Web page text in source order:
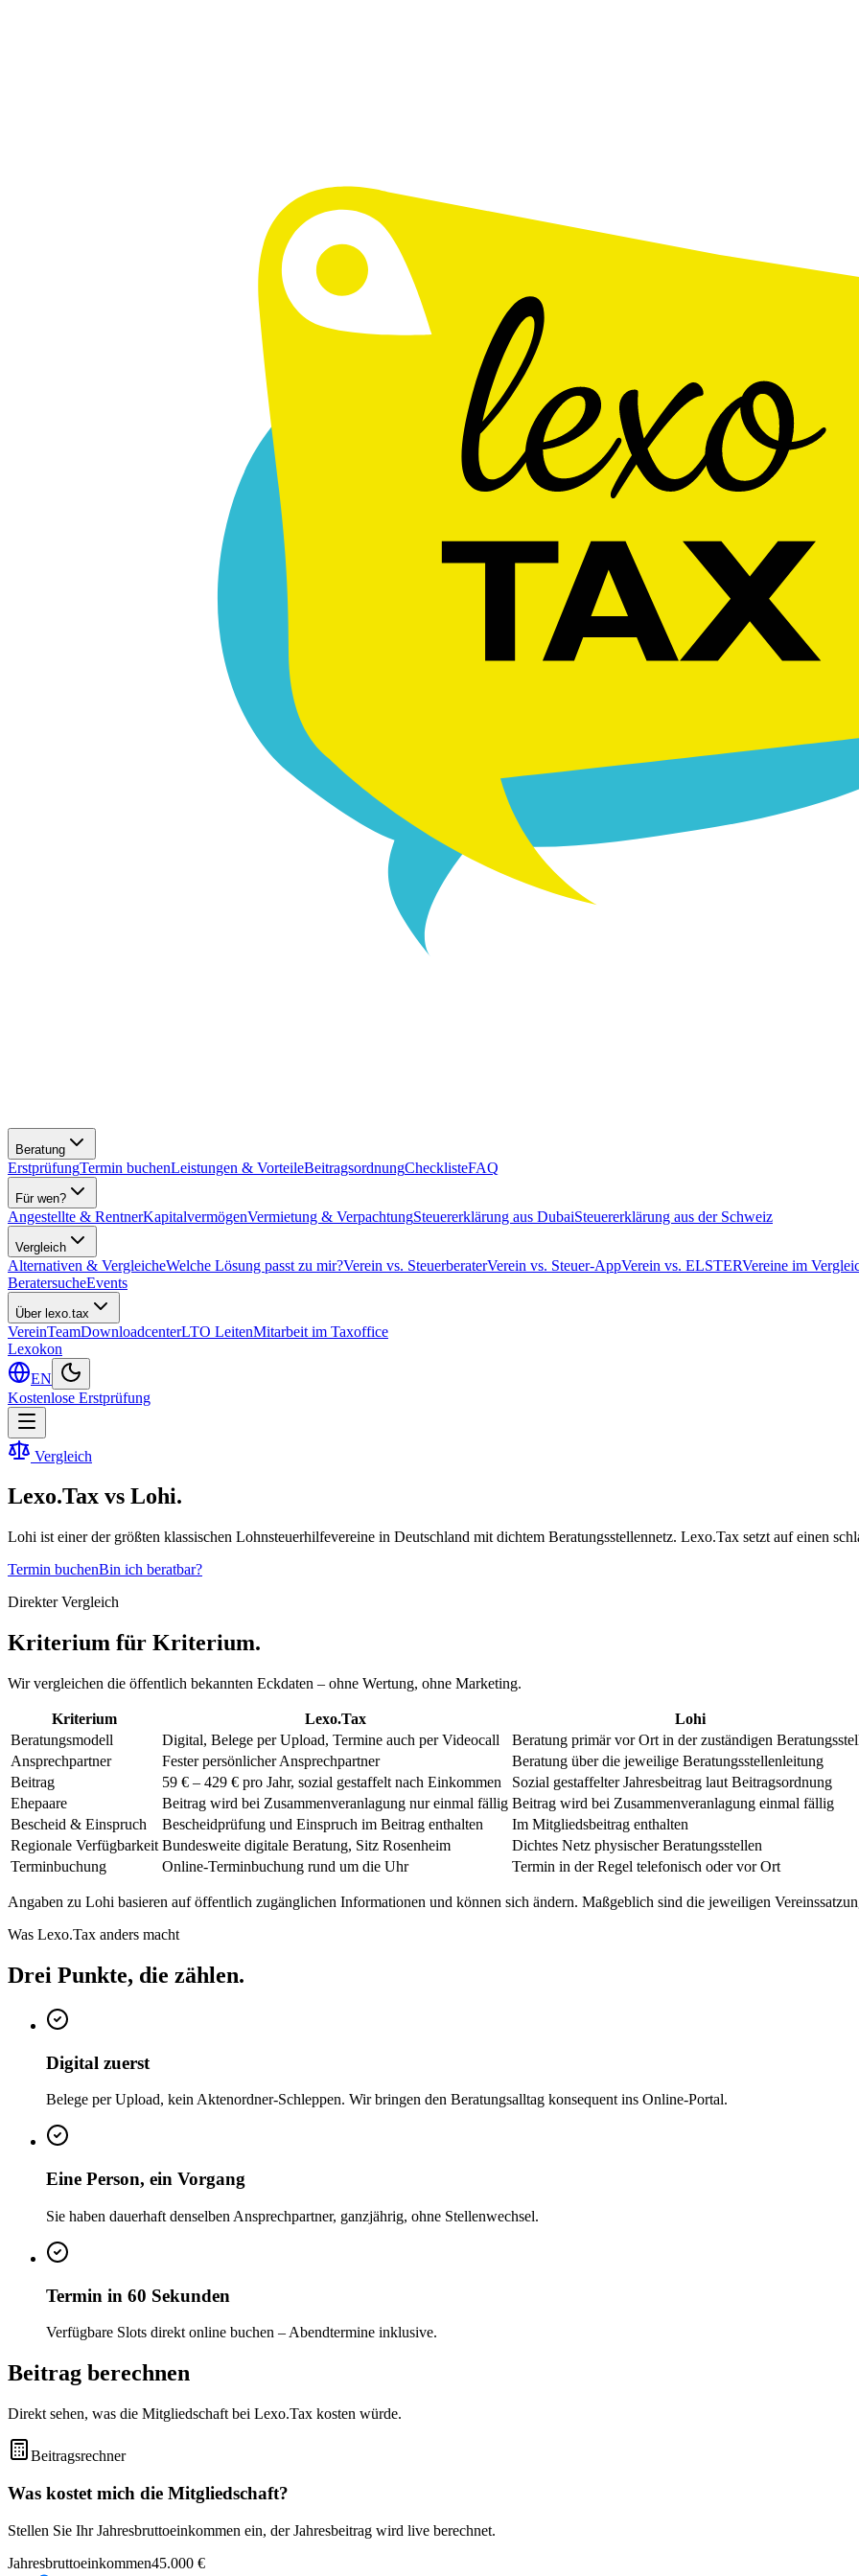
Beratung
ErstprüfungTermin buchenLeistungen & VorteileBeitragsordnungChecklisteFAQ
Für wen?
Angestellte & RentnerKapitalvermögenVermietung & VerpachtungSteuererklärung aus DubaiSteuererklärung aus der Schweiz
Vergleich
Alternativen & VergleicheWelche Lösung passt zu mir?Verein vs. SteuerberaterVerein vs. Steuer-AppVerein vs. ELSTERVereine im
BeratersucheEvents
Über lexo.tax
VereinTeamDownloadcenterLTO LeitenMitarbeit im Taxoffice
Lexokon
EN
Kostenlose Erstprüfung
Vergleich
Lexo.Tax vs Lohi.
Lohi ist einer der größten klassischen Lohnsteuerhilfevereine in Deutschland mit dichtem Beratungsstellennetz. Lexo.Tax setzt auf einen
Termin buchenBin ich beratbar?
Direkter Vergleich
Kriterium für Kriterium.
Wir vergleichen die öffentlich bekannten Eckdaten – ohne Wertung, ohne Marketing.
Kriterium Lexo.Tax
Lohi
Beratungsmodell
Digital, Belege per Upload, Termine auch per Videocall
Beratung primär vor Ort in der zuständigen
Ansprechpartner
Fester persönlicher Ansprechpartner
Beratung über die jeweilige Beratungsstellenleitung
Beitrag
59 € – 429 € pro Jahr, sozial gestaffelt nach Einkommen
Sozial gestaffelter Jahresbeitrag laut Beitragsordnung
Ehepaare
Beitrag wird bei Zusammenveranlagung nur einmal fällig Beitrag wird bei Zusammenveranlagung einmal fällig
Bescheid & Einspruch
Bescheidprüfung und Einspruch im Beitrag enthalten
Im Mitgliedsbeitrag enthalten
Regionale Verfügbarkeit Bundesweite digitale Beratung, Sitz Rosenheim
Dichtes Netz physischer Beratungsstellen
Terminbuchung
Online-Terminbuchung rund um die Uhr Termin in der Regel telefonisch oder vor Ort
Angaben zu Lohi basieren auf öffentlich zugänglichen Informationen und können sich ändern. Maßgeblich sind die jeweiligen
Was Lexo.Tax anders macht
Drei Punkte, die zählen.
Digital zuerst
Belege per Upload, kein Aktenordner-Schleppen. Wir bringen den Beratungsalltag konsequent ins Online-Portal.
Eine Person, ein Vorgang
Sie haben dauerhaft denselben Ansprechpartner, ganzjährig, ohne Stellenwechsel.
Termin in 60 Sekunden
Verfügbare Slots direkt online buchen – Abendtermine inklusive.
Beitrag berechnen
Direkt sehen, was die Mitgliedschaft bei Lexo.Tax kosten würde.
Beitragsrechner
Was kostet mich die Mitgliedschaft?
Stellen Sie Ihr Jahresbruttoeinkommen ein, der Jahresbeitrag wird live berechnet.
Jahresbruttoeinkommen45.000 €